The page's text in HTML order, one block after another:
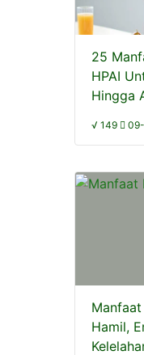
25
HPAI
Hingga
√ 149
Hamil,